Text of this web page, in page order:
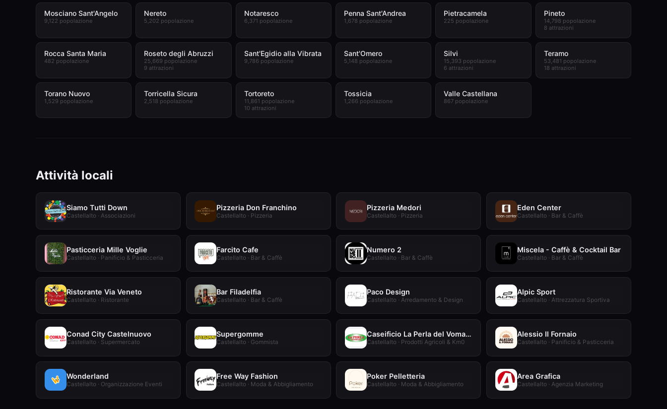
Mosciano Sant'Angelo
9,122 popolazione
Nereto
5,202 popolazione
Notaresco
6,371 popolazione
Penna Sant'Andrea
1,678 popolazione
Pietracamela
225 popolazione
Pineto
14,798 popolazione
8 attrazioni
Rocca Santa Maria
482 popolazione
Roseto degli Abruzzi
25,669 popolazione
9 attrazioni
Sant'Egidio alla Vibrata
9,786 popolazione
Sant'Omero
5,148 popolazione
Silvi
15,393 popolazione
6 attrazioni
Teramo
53,481 popolazione
18 attrazioni
Torano Nuovo
1,529 popolazione
Torricella Sicura
2,518 popolazione
Tortoreto
11,861 popolazione
10 attrazioni
Tossicia
1,266 popolazione
Valle Castellana
867 popolazione
Attività locali
Siamo Tutti Down
Castellalto · Associazioni
Pizzeria Don Franchino
Castellalto · Pizzeria
Pizzeria Medori
Castellalto · Pizzeria
Eden Center
Castellalto · Bar & Caffè
Pasticceria Mille Voglie
Castellalto · Panificio & Pasticceria
Farcito Cafe
Castellalto · Bar & Caffè
Numero 2
Castellalto · Bar & Caffè
Miscela - Caffè & Cocktail Bar
Castellalto · Bar & Caffè
Ristorante Via Veneto
Castellalto · Ristorante
Bar Filadelfia
Castellalto · Bar & Caffè
Paco Design
Castellalto · Arredamento & Design
Alpic Sport
Castellalto · Attrezzatura Sportiva
Conad City Castelnuovo
Castellalto · Supermercato
Supergomme
Castellalto · Gommista
Caseificio La Perla del Vomano
Castellalto · Prodotti Agricoli & Km0
Alessio Il Fornaio
Castellalto · Panificio & Pasticceria
Wonderland
Castellalto · Organizzazione Eventi
Free Way Fashion
Castellalto · Moda & Abbigliamento
Poker Pelletteria
Castellalto · Moda & Abbigliamento
Area Grafica
Castellalto · Agenzia Marketing